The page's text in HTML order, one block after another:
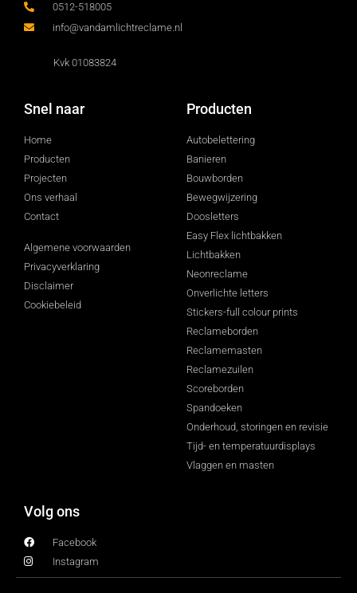
0512-518005
info@vandamlichtreclame.nl
Kvk 01083824
Snel naar
Home
Producten
Projecten
Ons verhaal
Contact
Algemene voorwaarden
Privacyverklaring
Disclaimer
Cookiebeleid
Producten
Autobelettering
Banieren
Bouwborden
Bewegwijzering
Doosletters
Easy Flex lichtbakken
Lichtbakken
Neonreclame
Onverlichte letters
Stickers-full colour prints
Reclameborden
Reclamemasten
Reclamezuilen
Scoreborden
Spandoeken
Onderhoud, storingen en revisie
Tijd- en temperatuurdisplays
Vlaggen en masten
Volg ons
Facebook
Instagram